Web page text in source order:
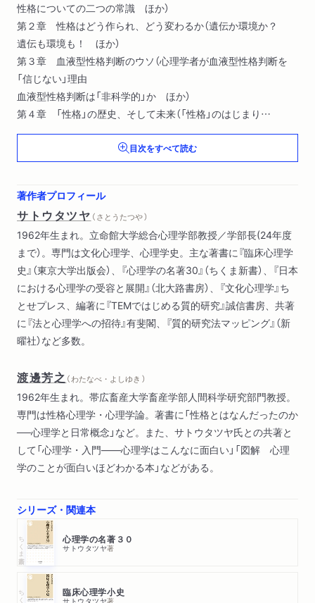
性格についての二つの常識 ほか）
第２章 性格はどう作られ、どう変わるか（遺伝か環境か？
遺伝も環境も！ ほか）
第３章 血液型性格判断のウソ（心理学者が血液型性格判断を
「信じない」理由
血液型性格判断は「非科学的」か ほか）
第４章 「性格」の歴史、そして未来（「性格」のはじまり
「人間」とは誰のことか ほか）
第５章 性格は「モード」で変わる！（変わるということ
人生の多様性をすくいとるモデル ほか）
目次をすべて読む
著作者プロフィール
サトウタツヤ （ さとうたつや ）
1962年生まれ。立命館大学総合心理学部教授／学部長(24年度
まで）。専門は文化心理学、心理学史。主な著書に『臨床心理学
史』（東京大学出版会）、『心理学の名著30』（ちくま新書）、『日本
における心理学の受容と展開』（北大路書房）、『文化心理学』ち
とせプレス、編著に『TEMではじめる質的研究』誠信書房、共著
に『法と心理学への招待』有斐閣、『質的研究法マッピング』（新
曜社）など多数。
渡邊芳之 （ わたなべ・よしゆき ）
1962年生まれ。帯広畜産大学畜産学部人間科学研究部門教授。
専門は性格心理学・心理学論。著書に「性格とはなんだったのか
──心理学と日常概念」など。また、サトウタツヤ氏との共著と
して「心理学・入門――心理学はこんなに面白い」「図解 心理
学のことが面白いほどわかる本」などがある。
シリーズ・関連本
ちくま新書 心理学の名著３０
サトウタツヤ著
ちくま新書 臨床心理学小史
サトウタツヤ著